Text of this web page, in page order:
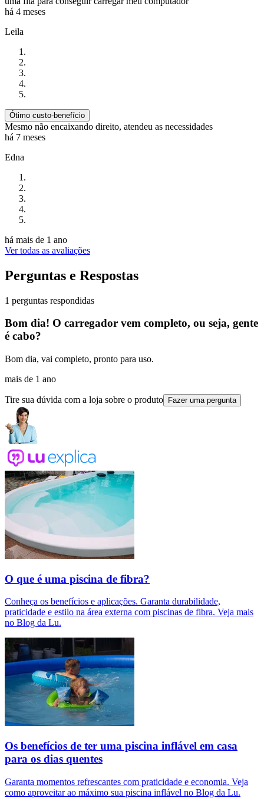
há 4 meses
Leila
Ótimo custo-benefício
Mesmo não encaixando direito, atendeu as necessidades
há 7 meses
Edna
há mais de 1 ano
Ver todas as avaliações
Perguntas e Respostas
1 perguntas respondidas
Bom dia! O carregador vem completo, ou seja, gente
é cabo?
Bom dia, vai completo, pronto para uso.
mais de 1 ano
Tire sua dúvida com a loja sobre o produto Fazer uma pergunta
O que é uma piscina de fibra?
Conheça os benefícios e aplicações. Garanta durabilidade,
praticidade e estilo na área externa com piscinas de fibra. Veja mais
no Blog da Lu.
Os benefícios de ter uma piscina inflável em casa
para os dias quentes
Garanta momentos refrescantes com praticidade e economia. Veja
como aproveitar ao máximo sua piscina inflável no Blog da Lu.